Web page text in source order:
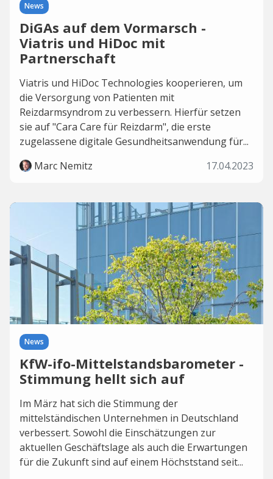
News
DiGAs auf dem Vormarsch -
Viatris und HiDoc mit
Partnerschaft
Viatris und HiDoc Technologies kooperieren, um
die Versorgung von Patienten mit
Reizdarmsyndrom zu verbessern. Hierfür setzen
sie auf "Cara Care für Reizdarm", die erste
zugelassene digitale Gesundheitsanwendung für...
Marc Nemitz
17.04.2023
News
KfW-ifo-Mittelstandsbarometer -
Stimmung hellt sich auf
Im März hat sich die Stimmung der
mittelständischen Unternehmen in Deutschland
verbessert. Sowohl die Einschätzungen zur
aktuellen Geschäftslage als auch die Erwartungen
für die Zukunft sind auf einem Höchststand seit...